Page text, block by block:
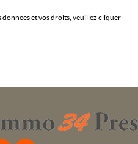
données et vos droits, veuillez cliquer